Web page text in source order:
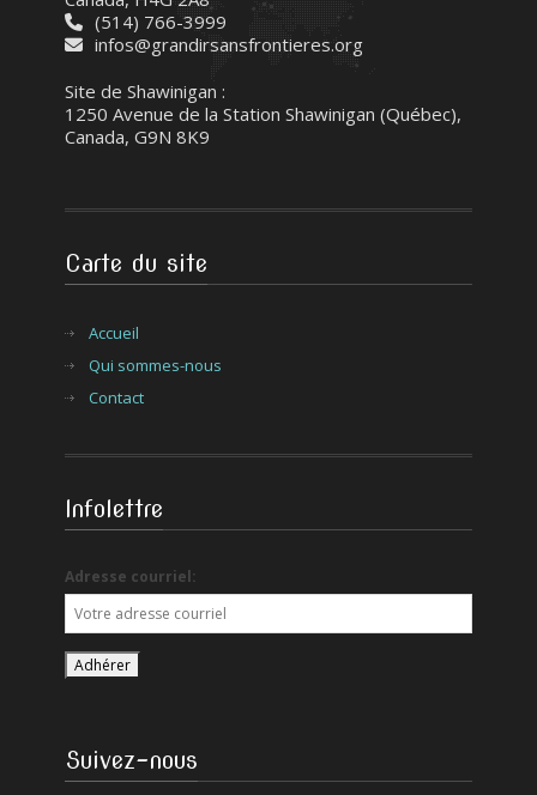
(514) 766-3999
infos@grandirsansfrontieres.org
Site de Shawinigan :
1250 Avenue de la Station Shawinigan (Québec),
Canada, G9N 8K9
Carte du site
Accueil
Qui sommes-nous
Contact
Infolettre
Adresse courriel:
Suivez-nous